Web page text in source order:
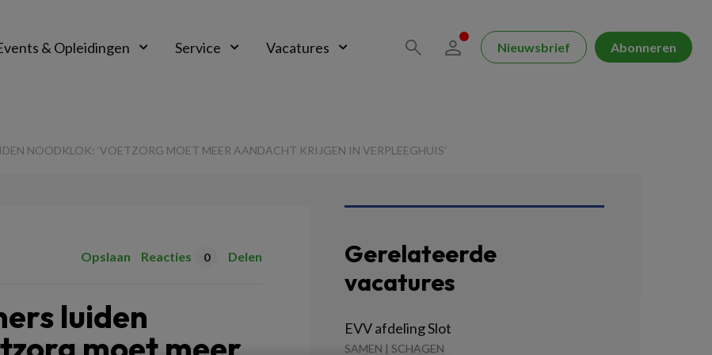
& Opleidingen Service Vacatures Nieuwsbrief Abonneren
NOODKLOK: ‘VOETZORG MOET MEER AANDACHT KRIJGEN IN VERPLEEGHUIS’
Opslaan Reacties 0 Delen
luiden
Gerelateerde
vacatures
EVV afdeling Slot
SAMEN | SCHAGEN